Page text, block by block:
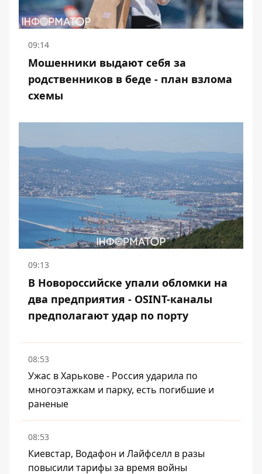
09:14
Мошенники выдают себя за
родственников в беде - план взлома
схемы
09:13
В Новороссийске упали обломки на
два предприятия - OSINT-каналы
предполагают удар по порту
08:53
Ужас в Харькове - Россия ударила по
многоэтажкам и парку, есть погибшие и
раненые
08:53
Киевстар, Водафон и Лайфселл в разы
повысили тарифы за время войны